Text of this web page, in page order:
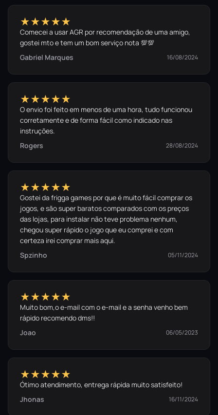
★★★★★
Comecei a usar AGR por recomendação de uma amigo,
gostei mto e tem um bom serviço nota 💯💯
Gabriel Marques
16/08/2024
★★★★★
O envio foi feito em menos de uma hora, tudo funcionou
corretamente e de forma fácil como indicado nas
instruções.
Rogers
28/08/2024
★★★★★
Gostei da frigga games por que é muito fácil comprar os
jogos, e são super baratos comparados com os preços
das lojas, para instalar não teve problema nenhum,
chegou super rápido o jogo que eu comprei e com
certeza irei comprar mais aqui.
Spzinho
05/11/2024
★★★★★
Muito bom,o e-mail com o e-mail e a senha venho bem
rápido recomendo dms!!
Joao
06/05/2023
★★★★★
Ótimo atendimento, entrega rápida muito satisfeito!
Jhonas
16/11/2024